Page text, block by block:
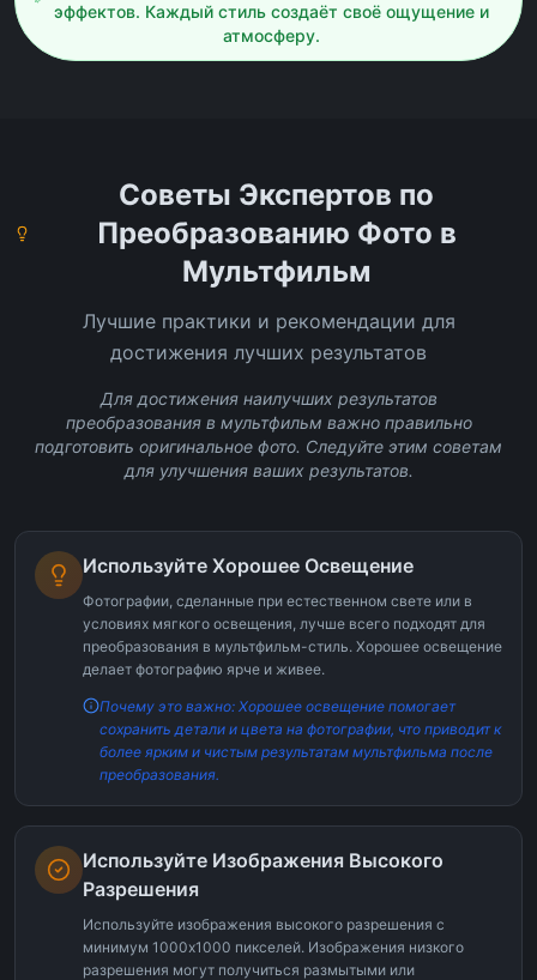
эффектов. Каждый стиль создаёт своё ощущение и
атмосферу.
Советы Экспертов по
Преобразованию Фото в
Мультфильм
Лучшие практики и рекомендации для
достижения лучших результатов
Для достижения наилучших результатов
преобразования в мультфильм важно правильно
подготовить оригинальное фото. Следуйте этим советам
для улучшения ваших результатов.
Используйте Хорошее Освещение
Фотографии, сделанные при естественном свете или в
условиях мягкого освещения, лучше всего подходят для
преобразования в мультфильм-стиль. Хорошее освещение
делает фотографию ярче и живее.
Почему это важно: Хорошее освещение помогает
сохранить детали и цвета на фотографии, что приводит к
более ярким и чистым результатам мультфильма после
преобразования.
Используйте Изображения Высокого
Разрешения
Используйте изображения высокого разрешения с
минимум 1000x1000 пикселей. Изображения низкого
разрешения могут получиться размытыми или